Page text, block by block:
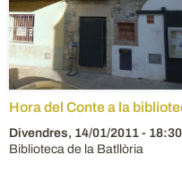
Hora del Conte a la
Divendres, 14/01/2011 -
Biblioteca de la Batllòria